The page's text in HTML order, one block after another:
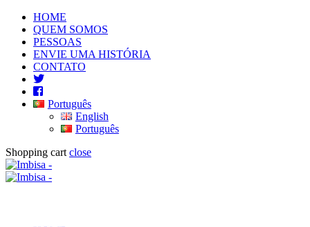
HOME
QUEM SOMOS
PESSOAS
ENVIE UMA HISTÓRIA
CONTATO
Português
English
Português
Shopping cart close